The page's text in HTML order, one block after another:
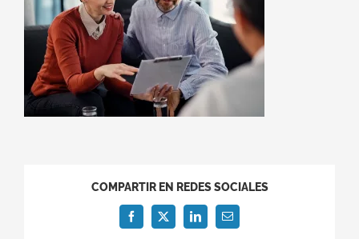
COMPARTIR EN REDES SOCIALES
Facebook
X LinkedInCorreo
electrónico